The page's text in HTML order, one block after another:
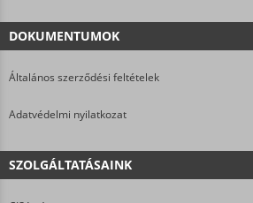
DOKUMENTUMOK
Általános szerződési feltételek
Adatvédelmi nyilatkozat
SZOLGÁLTATÁSAINK